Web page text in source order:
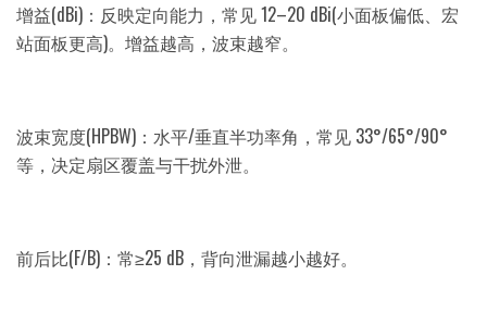
增益(dBi)：反映定向能力，常见 12–20 dBi(小面板偏低、宏
站面板更高)。增益越高，波束越窄。
波束宽度(HPBW)：水平/垂直半功率角，常见 33°/65°/90°
等，决定扇区覆盖与干扰外泄。
前后比(F/B)：常≥25 dB，背向泄漏越小越好。